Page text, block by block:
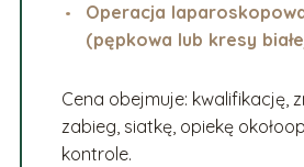
Operacja
(pępkowa lub kresy
Cena obejmuje: kwalifikację,
zabieg, siatkę, opiekę
kontrole.